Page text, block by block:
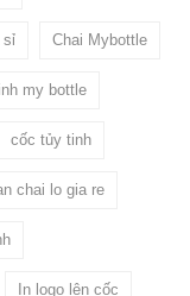
sỉ Chai Mybottle
my bottle
cốc tủy tinh
chai lo gia re
In logo lên cốc